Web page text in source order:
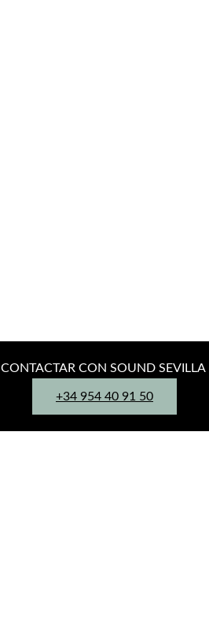
CONTACTAR CON SOUND SEVILLA
+34 954 40 91 50